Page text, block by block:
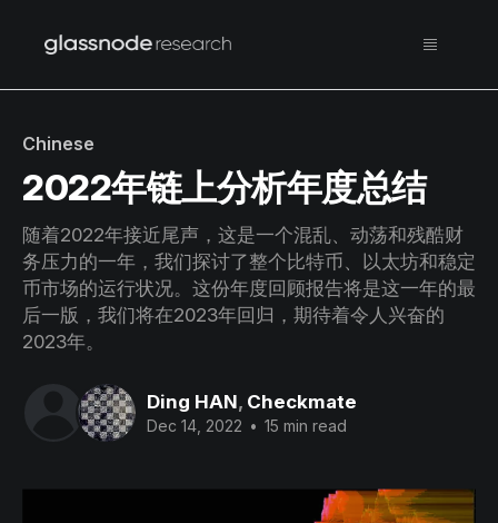
Chinese
2022年链上分析年度总结
随着2022年接近尾声，这是一个混乱、动荡和残酷财
务压力的一年，我们探讨了整个比特币、以太坊和稳定
币市场的运行状况。这份年度回顾报告将是这一年的最
后一版，我们将在2023年回归，期待着令人兴奋的
2023年。
Ding HAN, Checkmate
Dec 14, 2022 • 15 min read